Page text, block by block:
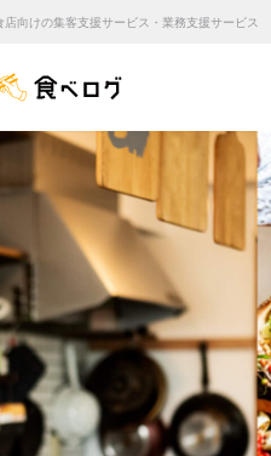
店向けの集客支援サービス・業務支援サービス